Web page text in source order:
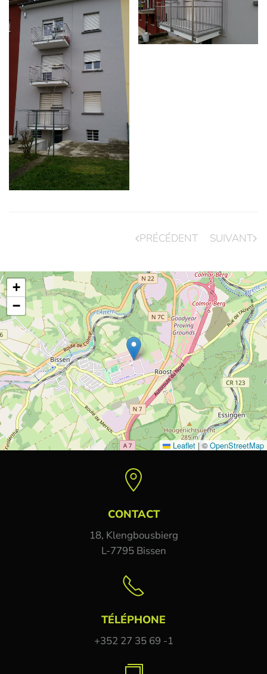
PRÉCÉDENT SUIVANT
+
−
Leaflet | ©OpenStreetMap
CONTACT
18, Klengbousbierg
L-7795 Bissen
TÉLÉPHONE
+352 27 35 69 -1